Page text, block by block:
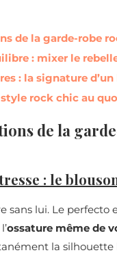
de la garde-robe
: mixer le
: la signature
rock chic au
de la
: le
sans lui. Le perfecto
ossature même de
la silhouette